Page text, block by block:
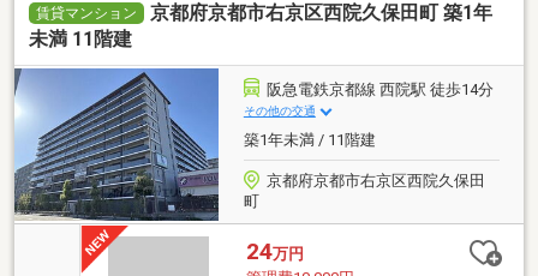
賃貸マンション
京都府京都市右京区西院久保田町 築1年
未満 11階建
阪急電鉄京都線 西院駅 徒歩14分
その他の交通
築1年未満 / 11階建
京都府京都市右京区西院久保田
町
24万円